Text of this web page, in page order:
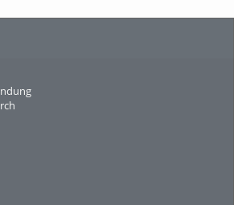
Sperber